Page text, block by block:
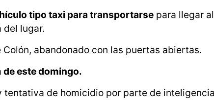
tipo taxi para transportarse para llegar
del lugar.
abandonado con las puertas abiertas.
de este domingo.
de homicidio por parte de